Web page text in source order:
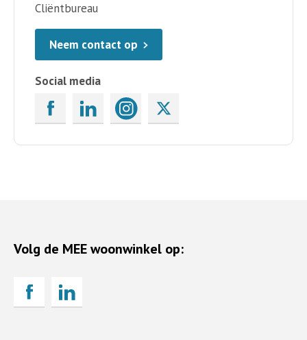
Cliëntbureau
Neem contact op
Social media
Volg de MEE woonwinkel op: